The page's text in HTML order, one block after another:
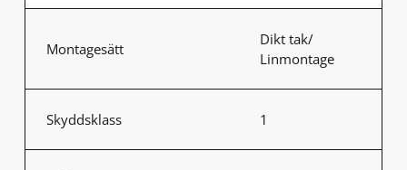
Montagesätt
Dikt tak/
Linmontage
Skyddsklass 1